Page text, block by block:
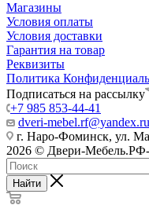
Магазины
Условия оплаты
Условия доставки
Гарантия на товар
Реквизиты
Политика
Подписаться на рассылку
+7 985 853-44-41
dveri-mebel.rf@yandex.ru
г. Наро-Фоминск, ул.
2026 © Двери-Мебель.РФ-
Найти